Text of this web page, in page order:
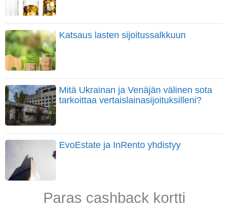
Katsaus lasten sijoitussalkkuun
Mitä Ukrainan ja Venäjän välinen sota
tarkoittaa vertaislainasijoituksilleni?
EvoEstate ja InRento yhdistyy
Paras cashback kortti